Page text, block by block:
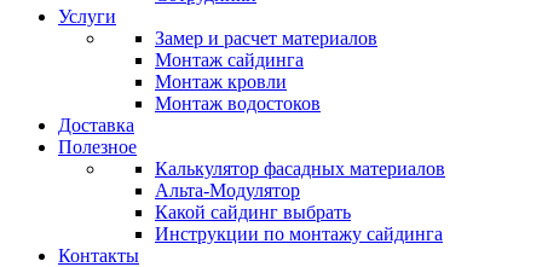
Услуги
Замер и расчет материалов
Монтаж сайдинга
Монтаж кровли
Монтаж водостоков
Доставка
Полезное
Калькулятор фасадных материалов
Альта-Модулятор
Какой сайдинг выбрать
Инструкции по монтажу сайдинга
Контакты